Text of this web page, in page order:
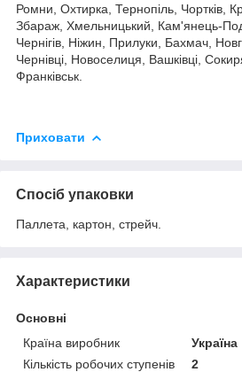
Ромни, Охтирка, Тернопіль, Чортків,
Збараж, Хмельницький, Кам'янець-
Чернігів, Ніжин, Прилуки, Бахмач,
Чернівці, Новоселиця, Вашківці,
Франківськ.
Приховати
Спосіб упаковки
Паллета, картон, стрейч.
Характеристики
Основні
Країна виробник
Україна
Кількість робочих ступенів
2